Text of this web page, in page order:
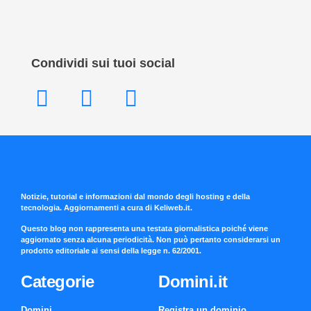
Condividi sui tuoi social
Notizie, tutorial e informazioni dal mondo degli hosting e della
tecnologia. Aggiornamenti a cura di Keliweb.it.
Questo blog non rappresenta una testata giornalistica poiché viene
aggiornato senza alcuna periodicità. Non può pertanto considerarsi un
prodotto editoriale ai sensi della legge n. 62/2001.
Categorie Domini.it